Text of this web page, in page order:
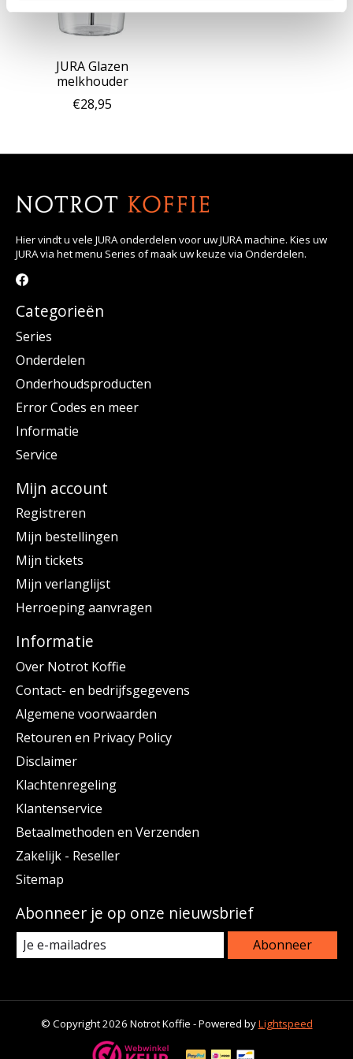
JURA Glazen
melkhouder
€28,95
Hier vindt u vele JURA onderdelen voor uw JURA machine. Kies uw
JURA via het menu Series of maak uw keuze via Onderdelen.
Categorieën
Series
Onderdelen
Onderhoudsproducten
Error Codes en meer
Informatie
Service
Mijn account
Registreren
Mijn bestellingen
Mijn tickets
Mijn verlanglijst
Herroeping aanvragen
Informatie
Over Notrot Koffie
Contact- en bedrijfsgegevens
Algemene voorwaarden
Retouren en Privacy Policy
Disclaimer
Klachtenregeling
Klantenservice
Betaalmethoden en Verzenden
Zakelijk - Reseller
Sitemap
Abonneer je op onze nieuwsbrief
Abonneer
© Copyright 2026 Notrot Koffie - Powered byLightspeed